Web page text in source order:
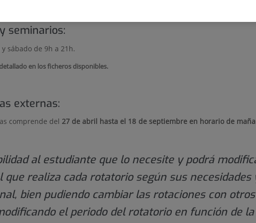
seminarios:
sábado de 9h a 21h.
en los ficheros disponibles.
externas:
comprende del 27 de abril hasta el 18 de septiembre en horario de
al estudiante que lo necesite y podrá
que realiza cada rotatorio según sus necesidades
bien pudiendo cambiar las rotaciones con otros
el periodo del rotatorio en función de la